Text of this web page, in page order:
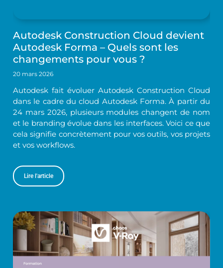
Autodesk Construction Cloud devient
Autodesk Forma – Quels sont les
changements pour vous ?
20 mars 2026
Autodesk fait évoluer Autodesk Construction Cloud
dans le cadre du cloud Autodesk Forma. À partir du
24 mars 2026, plusieurs modules changent de nom
et le branding évolue dans les interfaces. Voici ce que
cela signifie concrètement pour vos outils, vos projets
et vos workflows.
Lire l'article